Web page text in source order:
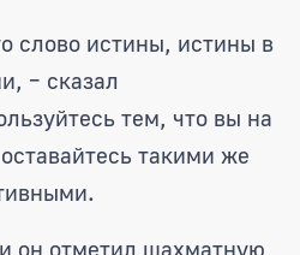
слово истины, истины в
– сказал
тем, что вы на
такими же
он отметил шахматную